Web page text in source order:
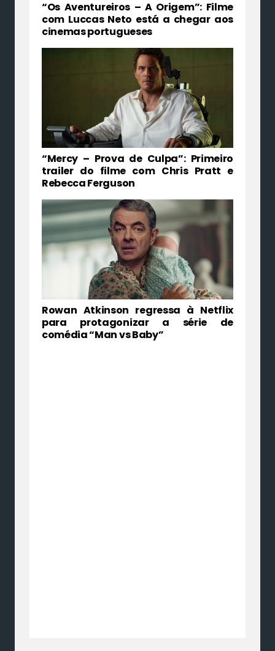
“Os Aventureiros – A Origem”: Filme
com Luccas Neto está a chegar aos
cinemas portugueses
“Mercy – Prova de Culpa”: Primeiro
trailer do filme com Chris Pratt e
Rebecca Ferguson
Rowan Atkinson regressa à Netflix
para protagonizar a série de
comédia “Man vs Baby”